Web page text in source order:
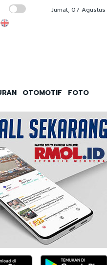
AHY Salurkan 80
Jumat, 07
OTOMOTIF FOTO